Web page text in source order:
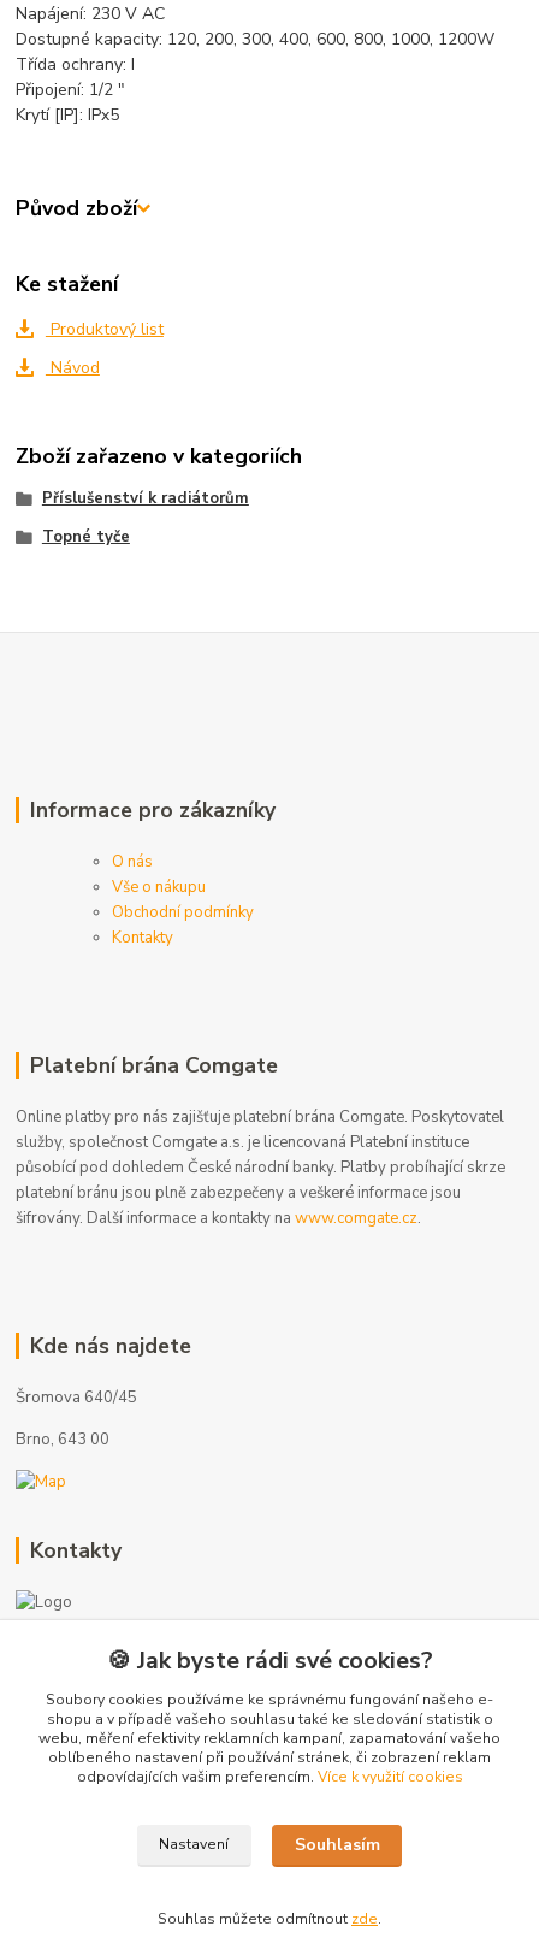
Napájení: 230 V AC
Dostupné kapacity: 120, 200, 300, 400, 600, 800, 1000, 1200W
Třída ochrany: I
Připojení: 1/2 "
Krytí [IP]: IPx5
Původ zboží
Ke stažení
Produktový list
Návod
Zboží zařazeno v kategoriích
Příslušenství k radiátorům
Topné tyče
Informace pro zákazníky
O nás
Vše o nákupu
Obchodní podmínky
Kontakty
Platební brána Comgate
Online platby pro nás zajišťuje platební brána Comgate. Poskytovatel
služby, společnost Comgate a.s. je licencovaná Platební instituce
působící pod dohledem České národní banky. Platby probíhající skrze
platební bránu jsou plně zabezpečeny a veškeré informace jsou
šifrovány. Další informace a kontakty nawww.comgate.cz.
Kde nás najdete
Šromova 640/45
Brno, 643 00
Kontakty
+420 775 872 753
info@radiatory-skladem.cz
Copyright 2020-2025 © Sanitrade s.r.o. Všechna práva vyhrazena.
🍪 Jak byste rádi své cookies?
Soubory cookies používáme ke správnému fungování našeho e-
shopu a v případě vašeho souhlasu také ke sledování statistik o
webu, měření efektivity reklamních kampaní, zapamatování vašeho
oblíbeného nastavení při používání stránek, či zobrazení reklam
odpovídajících vašim preferencím. Více k využití cookies
Nastavení Souhlasím
Souhlas můžete odmítnout zde.